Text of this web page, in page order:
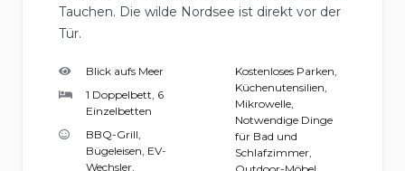
Tauchen. Die wilde Nordsee ist direkt vor der
Tür.
Blick aufs Meer
1 Doppelbett, 6
Einzelbetten
BBQ-Grill,
Bügeleisen, EV-
Wechsler,
Kostenloses Parken,
Küchenutensilien,
Mikrowelle,
Notwendige Dinge
für Bad und
Schlafzimmer,